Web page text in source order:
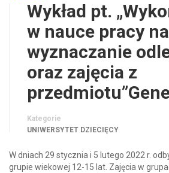
Wykład pt.
w nauce pracy
wyznaczanie
oraz zajęcia z
Kategorie
UNIWERSYTET DZIECIĘCY
W dniach 29 stycznia i 5 lutego 2022 r.
grupie wiekowej 12-15 lat. Zajęcia w